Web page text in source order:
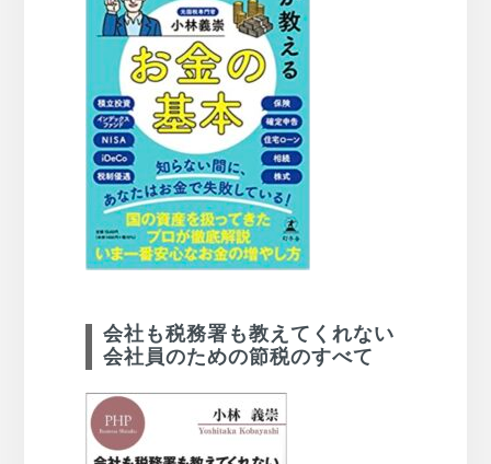
会社も税務署も教えてくれない
会社員のための節税のすべて